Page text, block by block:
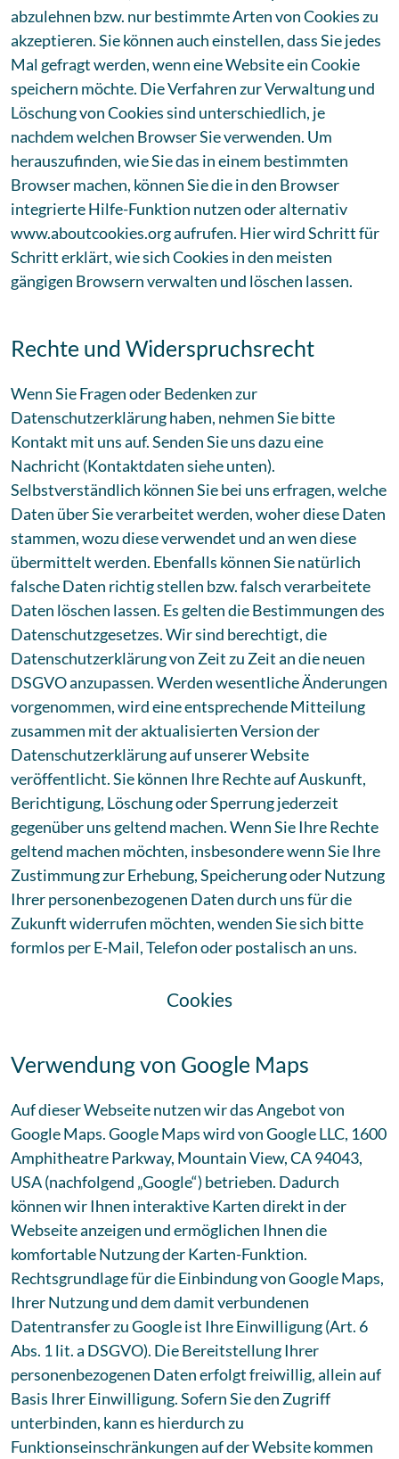
abzulehnen bzw. nur bestimmte Arten von Cookies zu
akzeptieren. Sie können auch einstellen, dass Sie jedes
Mal gefragt werden, wenn eine Website ein Cookie
speichern möchte. Die Verfahren zur Verwaltung und
Löschung von Cookies sind unterschiedlich, je
nachdem welchen Browser Sie verwenden. Um
herauszufinden, wie Sie das in einem bestimmten
Browser machen, können Sie die in den Browser
integrierte Hilfe-Funktion nutzen oder alternativ
www.aboutcookies.org aufrufen. Hier wird Schritt für
Schritt erklärt, wie sich Cookies in den meisten
gängigen Browsern verwalten und löschen lassen.
Rechte und Widerspruchsrecht
Wenn Sie Fragen oder Bedenken zur
Datenschutzerklärung haben, nehmen Sie bitte
Kontakt mit uns auf. Senden Sie uns dazu eine
Nachricht (Kontaktdaten siehe unten).
Selbstverständlich können Sie bei uns erfragen, welche
Daten über Sie verarbeitet werden, woher diese Daten
stammen, wozu diese verwendet und an wen diese
übermittelt werden. Ebenfalls können Sie natürlich
falsche Daten richtig stellen bzw. falsch verarbeitete
Daten löschen lassen. Es gelten die Bestimmungen des
Datenschutzgesetzes. Wir sind berechtigt, die
Datenschutzerklärung von Zeit zu Zeit an die neuen
DSGVO anzupassen. Werden wesentliche Änderungen
vorgenommen, wird eine entsprechende Mitteilung
zusammen mit der aktualisierten Version der
Datenschutzerklärung auf unserer Website
veröffentlicht. Sie können Ihre Rechte auf Auskunft,
Berichtigung, Löschung oder Sperrung jederzeit
gegenüber uns geltend machen. Wenn Sie Ihre Rechte
geltend machen möchten, insbesondere wenn Sie Ihre
Zustimmung zur Erhebung, Speicherung oder Nutzung
Ihrer personenbezogenen Daten durch uns für die
Zukunft widerrufen möchten, wenden Sie sich bitte
formlos per E-Mail, Telefon oder postalisch an uns.
Cookies
Verwendung von Google Maps
Auf dieser Webseite nutzen wir das Angebot von
Google Maps. Google Maps wird von Google LLC, 1600
Amphitheatre Parkway, Mountain View, CA 94043,
USA (nachfolgend „Google“) betrieben. Dadurch
können wir Ihnen interaktive Karten direkt in der
Webseite anzeigen und ermöglichen Ihnen die
komfortable Nutzung der Karten-Funktion.
Rechtsgrundlage für die Einbindung von Google Maps,
Ihrer Nutzung und dem damit verbundenen
Datentransfer zu Google ist Ihre Einwilligung (Art. 6
Abs. 1 lit. a DSGVO). Die Bereitstellung Ihrer
personenbezogenen Daten erfolgt freiwillig, allein auf
Basis Ihrer Einwilligung. Sofern Sie den Zugriff
unterbinden, kann es hierdurch zu
Funktionseinschränkungen auf der Website kommen